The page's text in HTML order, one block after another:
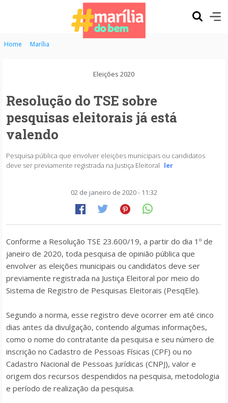
Home Marília
Eleições 2020
Resolução do TSE sobre
pesquisas eleitorais já está
valendo
Pesquisa pública que envolver eleições municipais ou candidatos
deve ser previamente registrada na Justiça Eleitoral ler
02 de janeiro de 2020 - 11:32
Conforme a Resolução TSE 23.600/19, a partir do dia 1º de
janeiro de 2020, toda pesquisa de opinião pública que
envolver as eleições municipais ou candidatos deve ser
previamente registrada na Justiça Eleitoral por meio do
Sistema de Registro de Pesquisas Eleitorais (PesqEle).
Segundo a norma, esse registro deve ocorrer em até cinco
dias antes da divulgação, contendo algumas informações,
como o nome do contratante da pesquisa e seu número de
inscrição no Cadastro de Pessoas Físicas (CPF) ou no
Cadastro Nacional de Pessoas Jurídicas (CNPJ), valor e
origem dos recursos despendidos na pesquisa, metodologia
e período de realização da pesquisa.